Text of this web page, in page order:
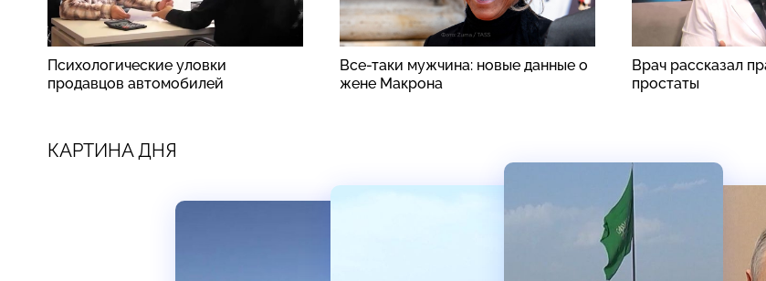
Психологические уловки
продавцов автомобилей
Все-таки мужчина: новые данные о
жене Макрона
Врач рассказал
простаты
КАРТИНА ДНЯ